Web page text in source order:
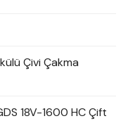
Çivi Çakma
18V-1600 HC Çift